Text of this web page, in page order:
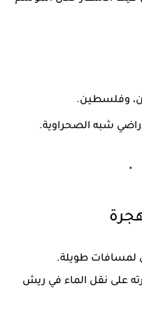
وفلسطين.
شبه الصحراوية.
لمسافات طويلة.
على نقل الماء في ريش